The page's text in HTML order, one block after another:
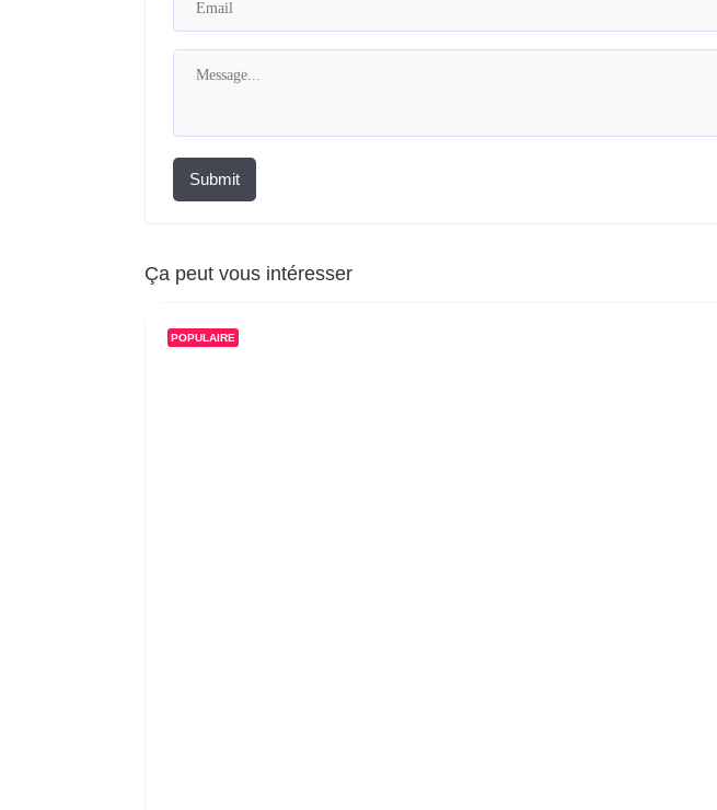
Submit
Ça peut vous intéresser
POPULAIRE